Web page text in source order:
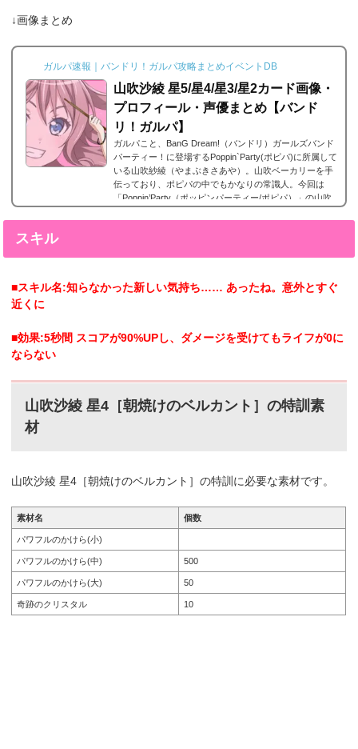
す。エピソードは各キャラクターの詳細にあり、解放す
よ...
↓画像まとめ
ガルパ速報｜バンドリ！ガルパ攻略まとめイベントDB
山吹沙綾 星5/星4/星3/星2カード画像・
プロフィール・声優まとめ【バンド
リ！ガルパ】
ガルパこと、BanG Dream!（バンドリ）ガールズバンド
パーティー！に登場するPoppin`Party(ポピパ)に所属して
いる山吹紗綾（やまぶきさあや）。山吹ベーカリーを手
伝っており、ポピパの中でもかなりの常識人。今回は
「Poppin’Party（ポッピンパーティー/ポピパ）」の山吹
スキル
■スキル名:知らなかった新しい気持ち…… あったね。意外とすぐ
近くに
■効果:5秒間 スコアが90%UPし、ダメージを受けてもライフが0に
ならない
山吹沙綾 星4［朝焼けのベルカント］の特訓素
材
山吹沙綾 星4［朝焼けのベルカント］の特訓に必要な素材です。
素材名 個数
パワフルのかけら(小)
パワフルのかけら(中) 500
パワフルのかけら(大) 50
奇跡のクリスタル 10